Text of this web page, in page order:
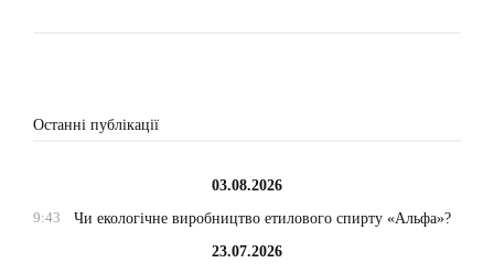
Останні публікації
03.08.2026
9:43
Чи екологічне виробництво етилового спирту «Альфа»?
23.07.2026